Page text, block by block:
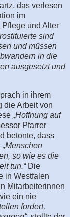
das verlesen
im
und Alter
sind
und müssen
in die
ausgesetzt und
in ihrem
die Arbeit von
„Hoffnung auf
Pfarrer
betonte, dass
„Menschen
so wie es die
tun.“Die
in Westfalen
Mitarbeiterinnen
ein nie
fordert,